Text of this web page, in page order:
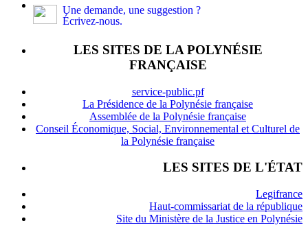
Une demande, une suggestion ?
Écrivez-nous.
LES SITES DE LA POLYNÉSIE
FRANÇAISE
service-public.pf
La Présidence de la Polynésie française
Assemblée de la Polynésie française
Conseil Économique, Social, Environnemental et Culturel de
la Polynésie française
LES SITES DE L'ÉTAT
Legifrance
Haut-commissariat de la république
Site du Ministère de la Justice en Polynésie